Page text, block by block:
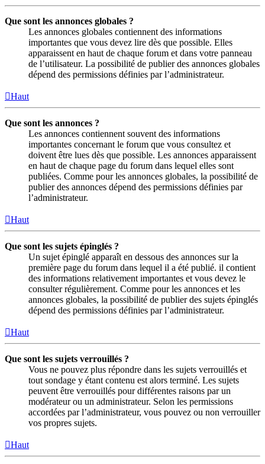
Que sont les annonces globales ?
Les annonces globales contiennent des informations
importantes que vous devez lire dès que possible. Elles
apparaissent en haut de chaque forum et dans votre panneau
de l’utilisateur. La possibilité de publier des annonces globales
dépend des permissions définies par l’administrateur.
Haut
Que sont les annonces ?
Les annonces contiennent souvent des informations
importantes concernant le forum que vous consultez et
doivent être lues dès que possible. Les annonces apparaissent
en haut de chaque page du forum dans lequel elles sont
publiées. Comme pour les annonces globales, la possibilité de
publier des annonces dépend des permissions définies par
l’administrateur.
Haut
Que sont les sujets épinglés ?
Un sujet épinglé apparaît en dessous des annonces sur la
première page du forum dans lequel il a été publié. il contient
des informations relativement importantes et vous devez le
consulter régulièrement. Comme pour les annonces et les
annonces globales, la possibilité de publier des sujets épinglés
dépend des permissions définies par l’administrateur.
Haut
Que sont les sujets verrouillés ?
Vous ne pouvez plus répondre dans les sujets verrouillés et
tout sondage y étant contenu est alors terminé. Les sujets
peuvent être verrouillés pour différentes raisons par un
modérateur ou un administrateur. Selon les permissions
accordées par l’administrateur, vous pouvez ou non verrouiller
vos propres sujets.
Haut